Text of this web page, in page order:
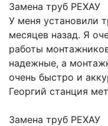
Замена труб РЕХАУ
У меня установили
месяцев назад. Я
работы
надежные, а
очень быстро и
Георгий станция
Замена труб РЕХАУ